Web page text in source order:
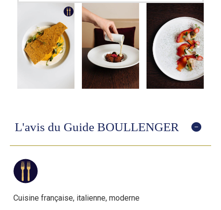
L'avis du Guide BOULLENGER
Cuisine française, italienne, moderne